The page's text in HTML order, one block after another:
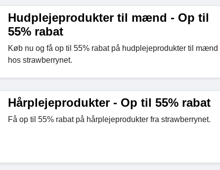
Hudplejeprodukter til mænd - Op til
55% rabat
Køb nu og få op til 55% rabat på hudplejeprodukter til mænd
hos strawberrynet.
Hårplejeprodukter - Op til 55% rabat
Få op til 55% rabat på hårplejeprodukter fra strawberrynet.